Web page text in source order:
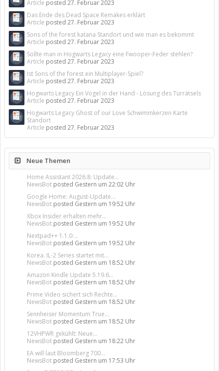
Article posted 27. Februar 2023
Das Ende des Dead Space Remakes erklärt
Article posted 27. Februar 2023
Sons of the forest katana Standort und wie man es bekommt
Article posted 27. Februar 2023
Sollte man in Hogwarts Legacy eine Fwooper-Feder stehlen?
Article posted 27. Februar 2023
Ist Sons of the forest ein Multiplayer-Spiel?
Article posted 27. Februar 2023
Hogwarts Legacy Ein Vogel in der Hand - Lösung des Türrätsels
Article posted 27. Februar 2023
Hogwarts Legacy Ghost of our Love Schwimmkerzen Karte
Standort
Article posted 27. Februar 2023
Neue Themen
Home Assistant 2026.8: Update...
NewsBot posted Gestern um 22:02 Uhr
Google Home: August-Update...
NewsBot posted Gestern um 19:52 Uhr
Xbox Insider erhalten mehr...
NewsBot posted Gestern um 19:52 Uhr
Nextpad++ 1.1.0:...
NewsBot posted Gestern um 19:52 Uhr
Korea. IL-2 Series startet mit...
NewsBot posted Gestern um 18:52 Uhr
Amazon Kindle Update 5.19.6...
NewsBot posted Gestern um 18:52 Uhr
Prime Video sichert sich Rechte...
NewsBot posted Gestern um 18:52 Uhr
Sennheiser Momentum True...
NewsBot posted Gestern um 18:52 Uhr
12VHPWR gekühlt: Neue...
NewsBot posted Gestern um 18:22 Uhr
EA will laut Bloomberg 700...
NewsBot posted Gestern um 17:53 Uhr